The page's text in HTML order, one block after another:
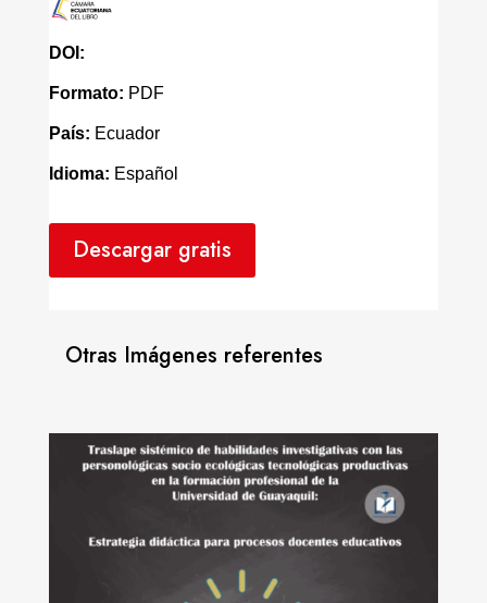
DOI:
Formato: PDF
País: Ecuador
Idioma: Español
Descargar gratis
Otras Imágenes referentes